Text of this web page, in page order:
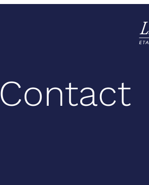
Contact